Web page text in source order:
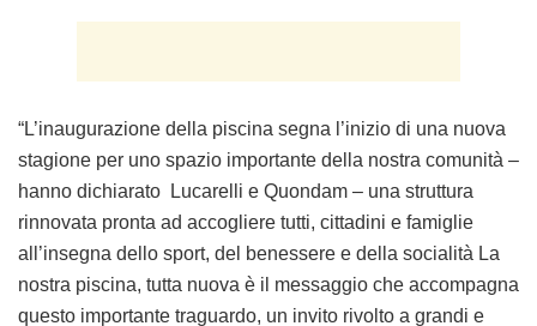
“L’inaugurazione della piscina segna l’inizio di una nuova
stagione per uno spazio importante della nostra comunità –
hanno dichiarato Lucarelli e Quondam – una struttura
rinnovata pronta ad accogliere tutti, cittadini e famiglie
all’insegna dello sport, del benessere e della socialità La
nostra piscina, tutta nuova è il messaggio che accompagna
questo importante traguardo, un invito rivolto a grandi e